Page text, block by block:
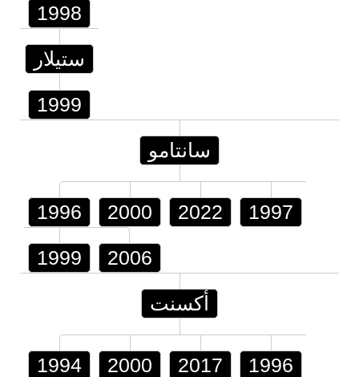
1998
ستيلار
1999
سانتامو
1996 2000 2022 1997
1999 2006
أكسنت
1994 2000 2017 1996